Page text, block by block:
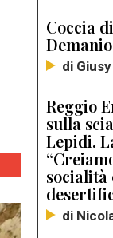
Coccia
di
Reggio
sulla
Lepidi.
socialità
di